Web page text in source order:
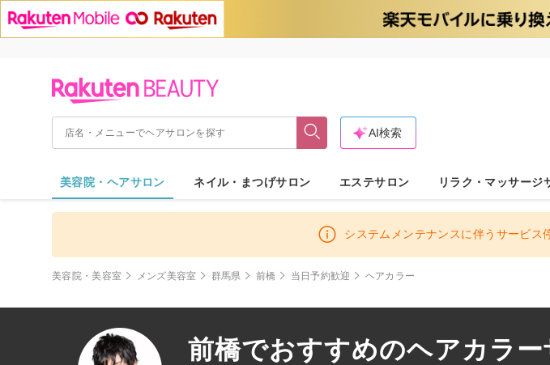
AI検索
美容院・ヘアサロン ネイル・まつげサロン エステサロン リラク・マッサージ
システムメンテナンスに伴うサービ
美容院・美容室 メンズ美容室 群馬県 前橋 当日予約歓迎 ヘアカラー
前橋でおすすめのヘアカラ